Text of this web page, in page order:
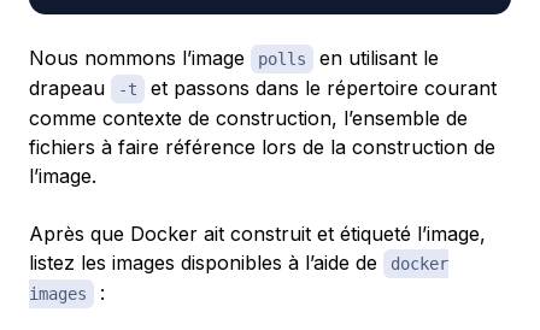
Nous nommons l’image polls
en utilisant le
drapeau
-t
et passons dans le répertoire courant
comme contexte de construction, l’ensemble de
fichiers à faire référence lors de la construction de
l’image.
Après que Docker ait construit et étiqueté l’image,
listez les images disponibles à l’aide de
docker
images
: